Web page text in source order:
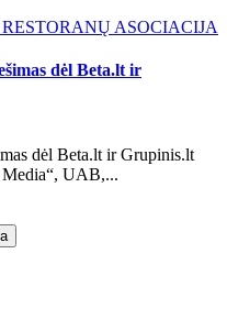
ASOCIACIJA
dėl Beta.lt ir
dėl Beta.lt ir Grupinis.lt
Media“, UAB,...